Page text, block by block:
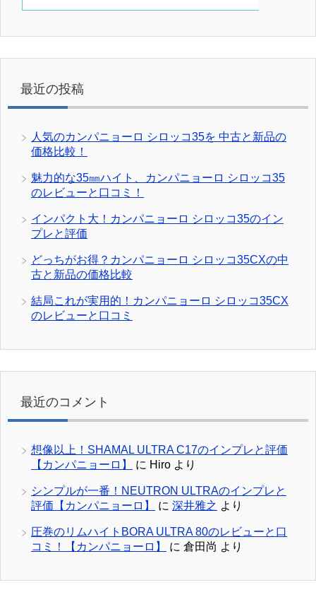
最近の投稿
人気のカンパニョーロ シロッコ35を 中古と新品の
価格比較！
魅力的な35㎜ハイト、カンパニョーロ シロッコ35
のレビューと口コミ！
インパクト大！カンパニョーロ シロッコ35のイン
プレと評価
どっちがお得？カンパニョーロ シロッコ35CXの中
古と新品の価格比較
結局これが実用的！カンパニョーロ シロッコ35CX
のレビューと口コミ
最近のコメント
想像以上！SHAMAL ULTRA C17のインプレと評価
【カンパニョーロ】
に Hiro より
シンプルが一番！NEUTRON ULTRAのインプレと
評価【カンパニョーロ】
に 深井雅之 より
圧巻のリムハイトBORA ULTRA 80のレビューと口
コミ！【カンパニョーロ】
に 倉田尚 より